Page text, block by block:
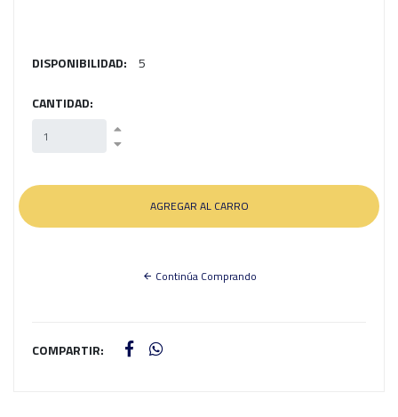
DISPONIBILIDAD: 5
CANTIDAD:
Continúa Comprando
COMPARTIR: